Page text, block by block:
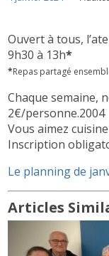
Ouvert à tous,
9h30 à 13h*
*Repas partagé
Chaque semaine,
2€/personne.2004
Vous aimez
Inscription
Le planning de
Articles